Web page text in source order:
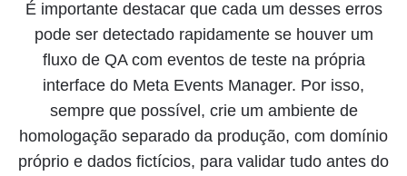
É importante destacar que cada um desses erros
pode ser detectado rapidamente se houver um
fluxo de QA com eventos de teste na própria
interface do Meta Events Manager. Por isso,
sempre que possível, crie um ambiente de
homologação separado da produção, com domínio
próprio e dados fictícios, para validar tudo antes do